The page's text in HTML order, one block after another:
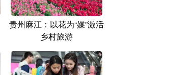
贵州麻江：以花为“媒”激活
乡村旅游